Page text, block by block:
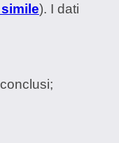
). I dati